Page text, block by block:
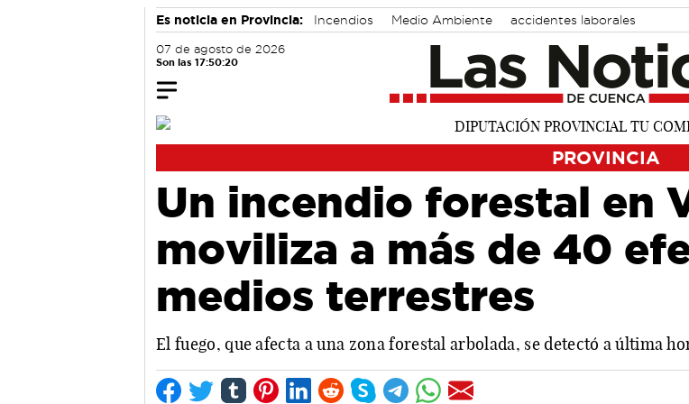
Es noticia en Provincia: Incendios Medio Ambiente accidentes laborales
07 de agosto de 2026
Son las 17:50:21
PROVINCIA
Un incendio forestal en
moviliza a más de 40
medios terrestres
El fuego, que afecta a una zona forestal arbolada, se detectó a última